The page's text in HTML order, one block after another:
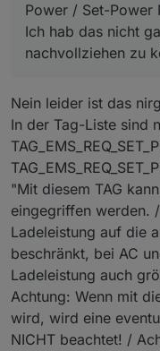
Power / Set-Power
Ich hab das nicht
nachvollziehen zu
Nein leider ist das
In der Tag-Liste sind
"Mit diesem TAG
eingegriffen werden.
Ladeleistung auf die
beschränkt, bei AC
Ladeleistung auch
Achtung: Wenn mit
wird, wird eine
NICHT beachtet! /